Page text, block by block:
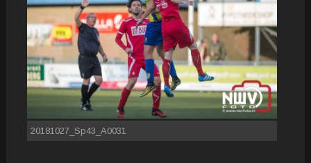
20181027_Sp43_A0031